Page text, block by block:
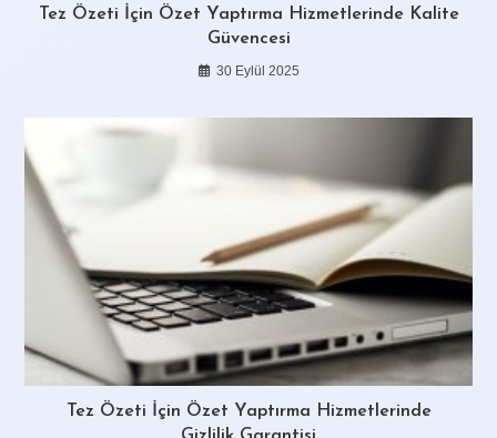
Tez Özeti İçin Özet Yaptırma Hizmetlerinde Kalite
Güvencesi
30 Eylül 2025
Tez Özeti İçin Özet Yaptırma Hizmetlerinde